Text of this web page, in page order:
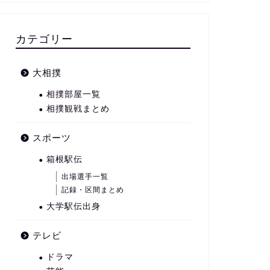
カテゴリー
大相撲
相撲部屋一覧
相撲観戦まとめ
スポーツ
箱根駅伝
出場選手一覧
記録・区間まとめ
大学駅伝出身
テレビ
ドラマ